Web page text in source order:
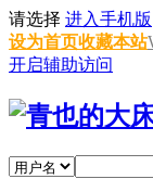
请选择 进入手机版
设为首页收藏本站
开启辅助访问